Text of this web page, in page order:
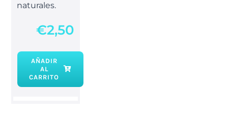
naturales.
€2,50
Incienso
Meditación
AÑADIR
AL
CARRITO